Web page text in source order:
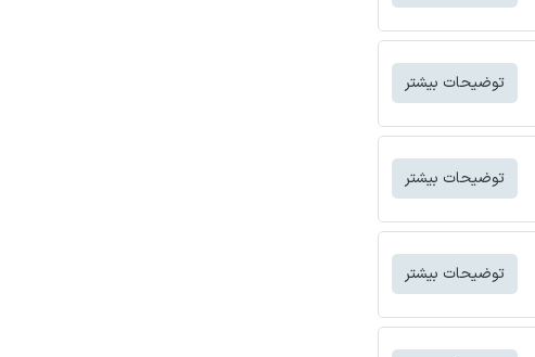
توضیحات بیشتر
توضیحات بیشتر
توضیحات بیشتر